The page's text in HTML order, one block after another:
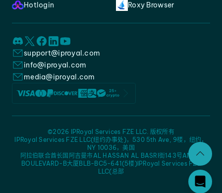
Hotlogin Roxy Browser
support@iproyal.com
info@iproyal.com
media@iproyal.com
阿拉伯联合酋长国阿吉曼市AL HASSAN AL BASRI街143号AMC -
BOULEVARD-B大厦BLB-BC5-641(5楼)IPRoyal Services FZE
LLC(总部
IPRoyal Services FZE LLC(纽约办事处)，530 5th Ave, 9楼，纽约，
NY 10036，美国
©2026 IPRoyal Services FZE LLC. 版权所有